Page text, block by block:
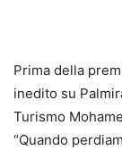
Prima della
inedito su
Turismo
“Quando